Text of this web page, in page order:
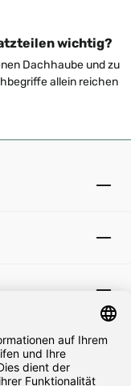
wichtig?
Dachhaube und zu
allein reichen